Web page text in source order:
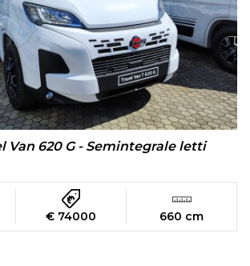
Van 620 G - Semintegrale letti
€ 74000 660 cm